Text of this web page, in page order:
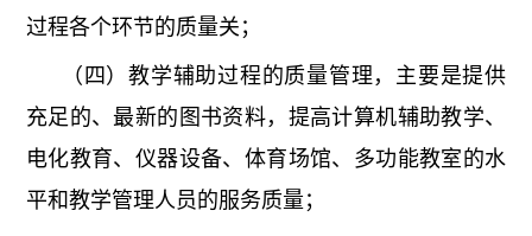
过程各个环节的质量关；
（四）教学辅助过程的质量管理，主要是提供
充足的、最新的图书资料，提高计算机辅助教学、
电化教育、仪器设备、体育场馆、多功能教室的水
平和教学管理人员的服务质量；